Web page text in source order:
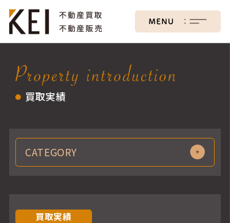
株式会社KEI
● 買取実績
CATEGORY
買取実績